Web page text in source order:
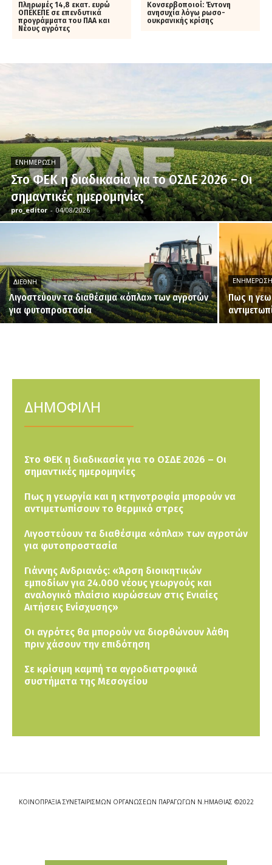
Πληρωμές 14,8 εκατ. ευρώ
ΟΠΕΚΕΠΕ σε επενδυτικά
προγράμματα του ΠΑΑ και
Νέους αγρότες
Κονσερβοποιοί: Έντονη
ανησυχία λόγω ρωσο-
ουκρανικής κρίσης
ΕΝΗΜΈΡΩΣΗ
Στο ΦΕΚ η διαδικασία για το ΟΣΔΕ 2026 – Οι
σημαντικές ημερομηνίες
pro_editor - 04/08/2026
ΔΙΕΘΝΉ
Λιγοστεύουν τα διαθέσιμα «όπλα» των αγροτών
για φυτοπροστασία
Πως η
ΔΗΜΟΦΙΛΗ
Στο ΦΕΚ η διαδικασία για το ΟΣΔΕ 2026 – Οι
σημαντικές ημερομηνίες
Πως η γεωργία και η κτηνοτροφία μπορούν να
αντιμετωπίσουν το θερμικό στρες
Λιγοστεύουν τα διαθέσιμα «όπλα» των αγροτών
για φυτοπροστασία
Γιάννης Ανδριανός: «Άρση διοικητικών
εμποδίων για 24.000 νέους γεωργούς και
αναλογικό πλαίσιο κυρώσεων στις Ενιαίες
Αιτήσεις Ενίσχυσης»
Οι αγρότες θα μπορούν να διορθώνουν λάθη
πριν χάσουν την επιδότηση
Σε κρίσιμη καμπή τα αγροδιατροφικά
συστήματα της Μεσογείου
ΚΟΙΝΟΠΡΑΞΙΑ ΣΥΝΕΤΑΙΡΙΣΜΩΝ ΟΡΓΑΝΩΣΕΩΝ ΠΑΡΑΓΩΓΩΝ Ν.ΗΜΑΘΙΑΣ ©2022